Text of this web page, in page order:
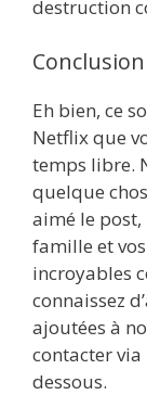
destruction
Conclusion
Eh bien, ce
Netflix que
temps libre.
quelque
aimé le post,
famille et
incroyables
connaissez
ajoutées à
contacter
dessous.